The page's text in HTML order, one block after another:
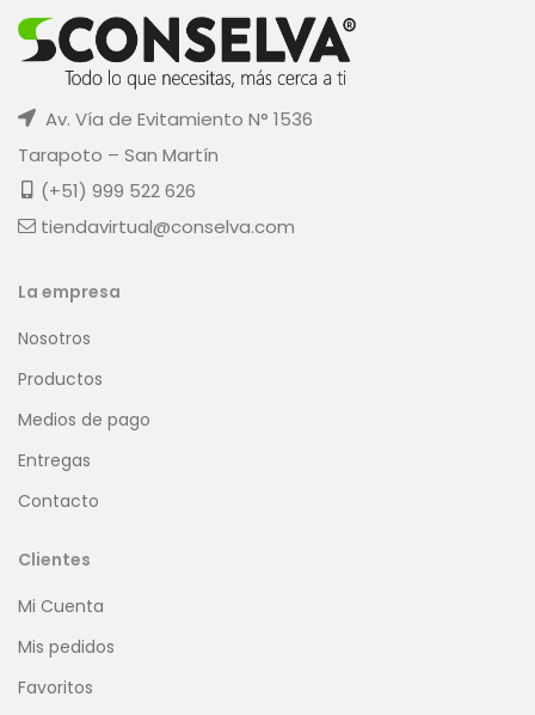
Av. Vía de Evitamiento N° 1536
Tarapoto – San Martín
(+51) 999 522 626
tiendavirtual@conselva.com
La empresa
Nosotros
Productos
Medios de pago
Entregas
Contacto
Clientes
Mi Cuenta
Mis pedidos
Favoritos